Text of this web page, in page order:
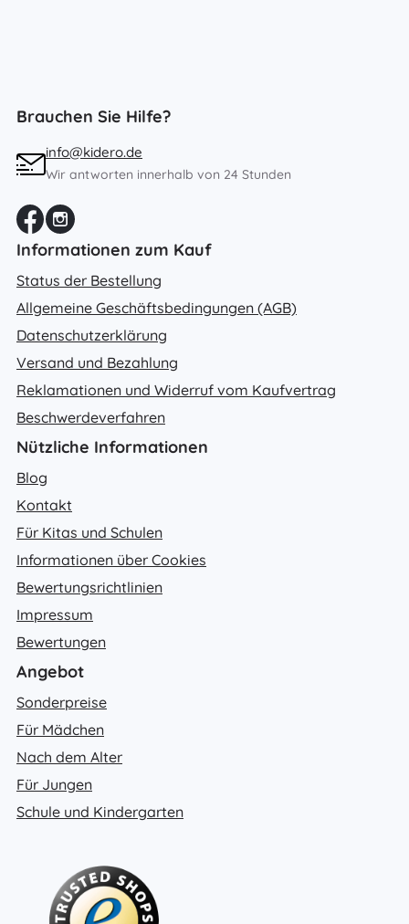
Brauchen Sie Hilfe?
info@kidero.de
Wir antworten innerhalb von 24 Stunden
Informationen zum Kauf
Status der Bestellung
Allgemeine Geschäftsbedingungen (AGB)
Datenschutzerklärung
Versand und Bezahlung
Reklamationen und Widerruf vom Kaufvertrag
Beschwerdeverfahren
Nützliche Informationen
Blog
Kontakt
Für Kitas und Schulen
Informationen über Cookies
Bewertungsrichtlinien
Impressum
Bewertungen
Angebot
Sonderpreise
Für Mädchen
Nach dem Alter
Für Jungen
Schule und Kindergarten